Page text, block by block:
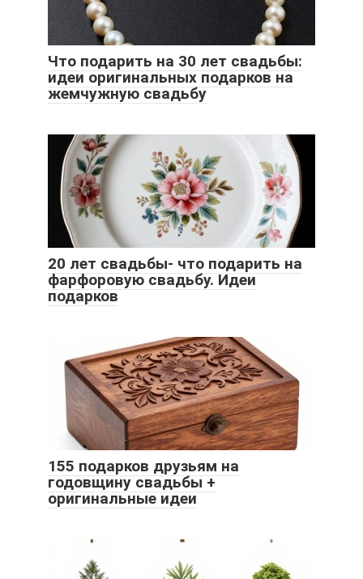
Что подарить на 30 лет свадьбы:
идеи оригинальных подарков на
жемчужную свадьбу
20 лет свадьбы- что подарить на
фарфоровую свадьбу. Идеи
подарков
155 подарков друзьям на
годовщину свадьбы +
оригинальные идеи